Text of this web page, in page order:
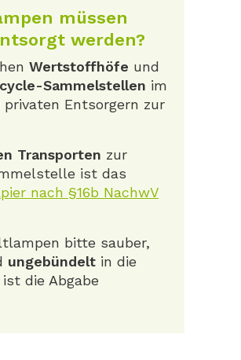
müssen
werden?
Wertstoffhöfe und
Sammelstellen im
privaten Entsorgern zur
Transporten zur
ist das
nach §16b NachwV
bitte sauber,
ungebündelt in die
die Abgabe